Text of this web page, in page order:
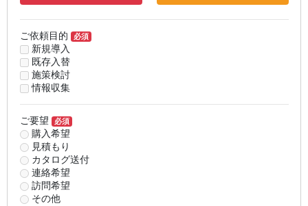
ご依頼目的 必須
新規導入
既存入替
施策検討
情報収集
ご要望 必須
購入希望
見積もり
カタログ送付
連絡希望
訪問希望
その他